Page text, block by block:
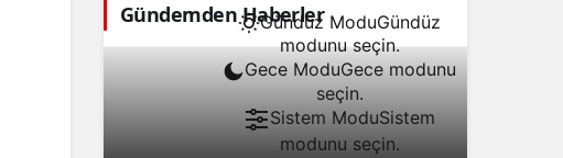
Gündüz ModuGündüz
modunu seçin.
Gece ModuGece modunu
seçin.
Sistem ModuSistem
modunu seçin.
Gündemden Haberler